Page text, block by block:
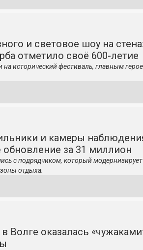
и световое шоу на
отметило своё 600-летие
исторический фестиваль, главным
и камеры
за 31 миллион
с подрядчиком, который
отдыха.
Волге оказалась